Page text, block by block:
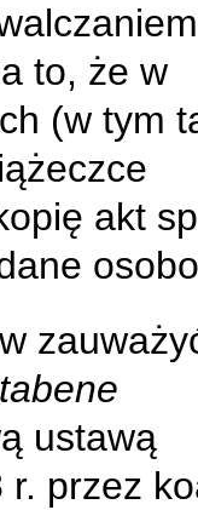
to, że w
(w tym
akt
ustawą
r. przez